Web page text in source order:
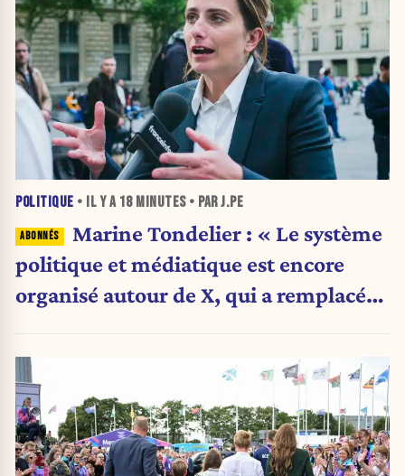
POLITIQUE • IL Y A 18 MINUTES• PAR J.PE
Marine Tondelier : « Le système
politique et médiatique est encore
organisé autour de X, qui a remplacé